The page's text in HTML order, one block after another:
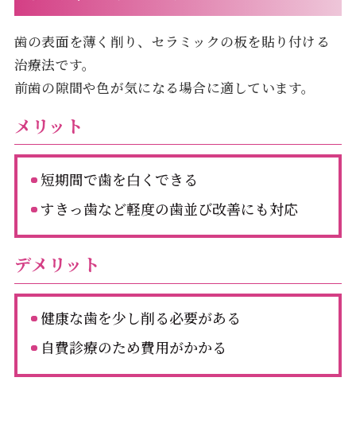
歯の表面を薄く削り、セラミックの板を貼り付ける
治療法です。
前歯の隙間や色が気になる場合に適しています。
メリット
短期間で歯を白くできる
すきっ歯など軽度の歯並び改善にも対応
デメリット
健康な歯を少し削る必要がある
自費診療のため費用がかかる